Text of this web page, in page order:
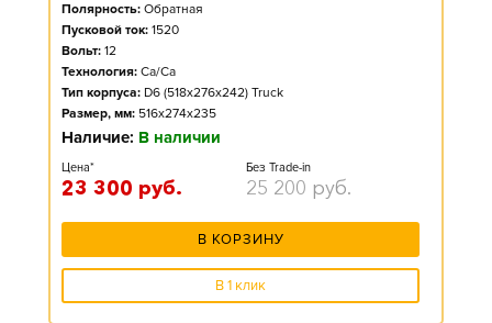
Полярность: Обратная
Пусковой ток: 1520
Вольт: 12
Технология: Ca/Ca
Тип корпуса: D6 (518x276x242) Truck
Размер, мм: 516x274x235
Наличие: В наличии
Цена*
23 300 руб.
Без Trade-in
25 200 руб.
В КОРЗИНУ
В 1 клик